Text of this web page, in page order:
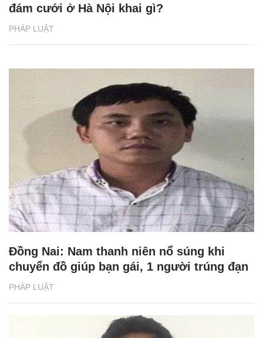
PHÁP LUẬT
đám cưới ở Hà Nội khai gì?
PHÁP LUẬT
Đồng Nai: Nam thanh niên nổ súng khi
chuyển đồ giúp bạn gái, 1 người trúng đạn